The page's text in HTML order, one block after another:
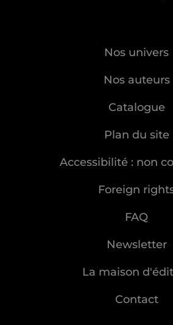
Nos univers
Nos auteurs
Catalogue
Plan du site
Accessibilité : non
Foreign
FAQ
Newsletter
La maison
Contact